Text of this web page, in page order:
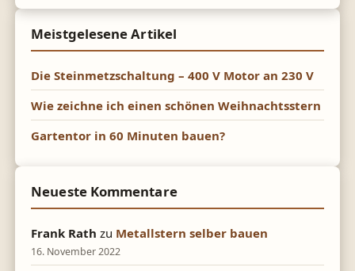
Meistgelesene Artikel
Die Steinmetzschaltung – 400 V Motor an 230 V
Wie zeichne ich einen schönen Weihnachtsstern
Gartentor in 60 Minuten bauen?
Neueste Kommentare
Frank Rath zu Metallstern selber bauen
16. November 2022